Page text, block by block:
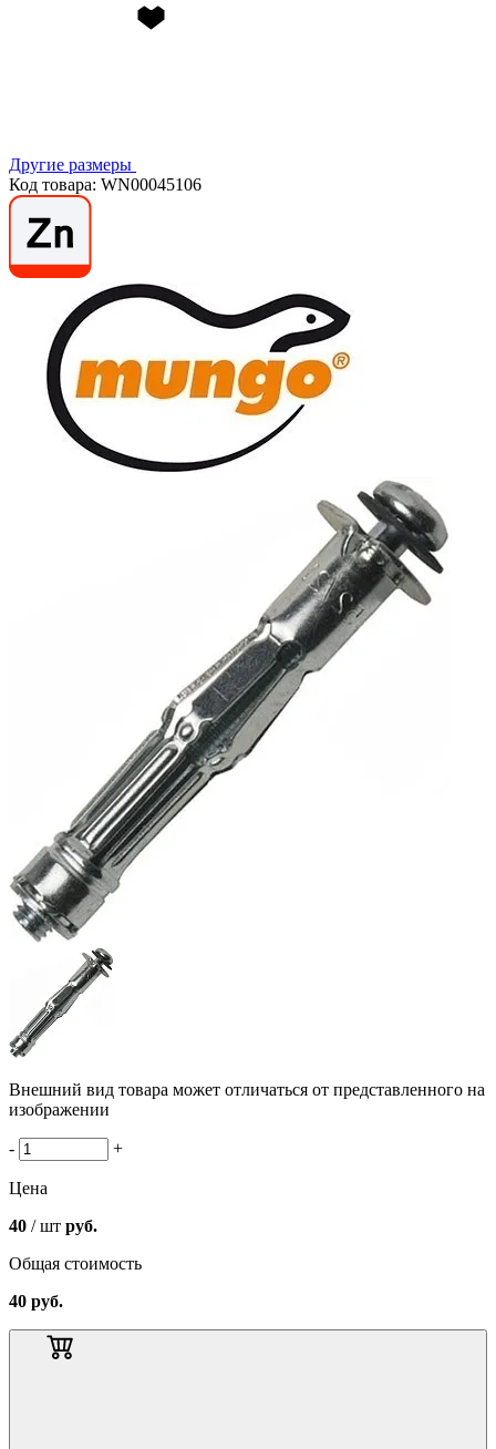
Другие размеры
Код товара: WN00045106
Внешний вид товара может отличаться от представленного на
изображении
- +
Цена
40 / шт руб.
Общая стоимость
40 руб.